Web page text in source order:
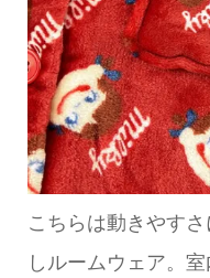
こちらは動きやす
しルームウェア。